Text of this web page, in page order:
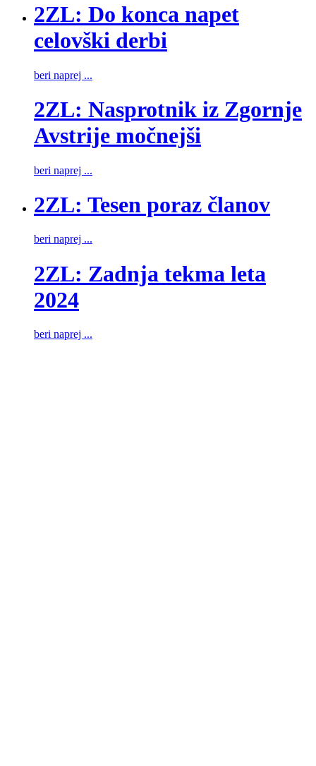
2ZL: Do konca napet
celovški derbi
beri naprej ...
2ZL: Nasprotnik iz Zgornje
Avstrije močnejši
beri naprej ...
2ZL: Tesen poraz članov
beri naprej ...
2ZL: Zadnja tekma leta
2024
beri naprej ...